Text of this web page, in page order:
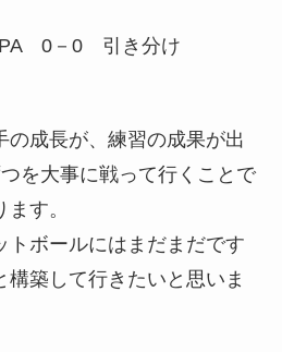
0－0 引き分け
の成長が、練習の成果が出
を大事に戦って行くことで
す。
トボールにはまだまだです
構築して行きたいと思いま